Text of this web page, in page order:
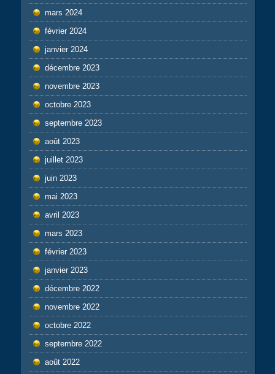
mars 2024
février 2024
janvier 2024
décembre 2023
novembre 2023
octobre 2023
septembre 2023
août 2023
juillet 2023
juin 2023
mai 2023
avril 2023
mars 2023
février 2023
janvier 2023
décembre 2022
novembre 2022
octobre 2022
septembre 2022
août 2022